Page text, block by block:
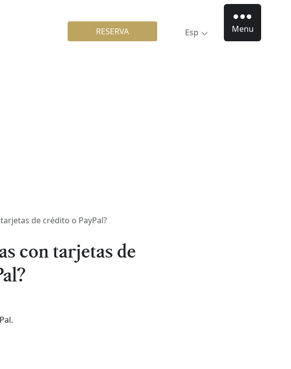
RESERVA Esp Menu
de crédito o PayPal?
con tarjetas de